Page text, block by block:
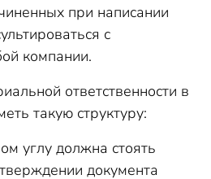
при написании
с
компании.
ответственности в
такую структуру:
углу должна стоять
документа